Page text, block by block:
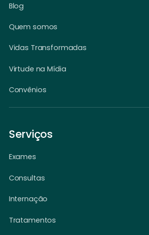
Blog
Quem somos
Vidas Transformadas
Virtude na Mídia
Convênios
Serviços
Exames
Consultas
Internação
Tratamentos